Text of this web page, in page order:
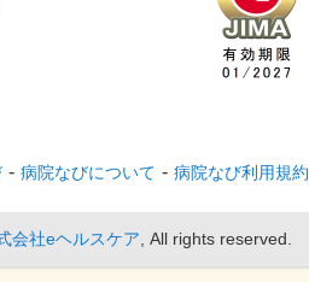
病院なびについて 病院なび利用規約
会社eヘルスケア , All rights reserved.